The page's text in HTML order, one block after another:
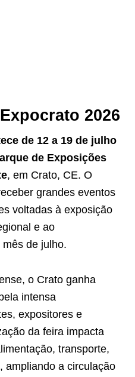
2026
de 12 a 19 de julho
de Exposições
, em Crato, CE. O
grandes eventos
voltadas à exposição
e ao
de julho.
o Crato ganha
intensa
expositores e
da feira impacta
transporte,
ampliando a circulação